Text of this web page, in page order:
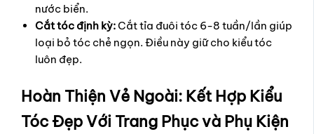
nước biển.
Cắt tóc định kỳ:Cắt tỉa đuôi tóc 6-8 tuần/lần giúp
loại bỏ tóc chẻ ngọn. Điều này giữ cho kiểu tóc
luôn đẹp.
Hoàn Thiện Vẻ Ngoài: Kết Hợp Kiểu
Tóc Đẹp Với Trang Phục và Phụ Kiện